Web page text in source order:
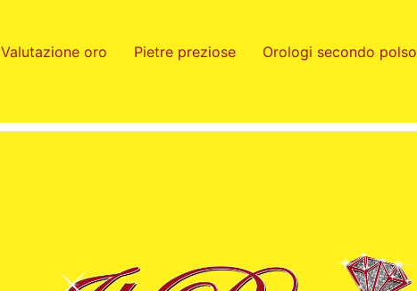
Valutazione oro Pietre preziose Orologi secondo polso